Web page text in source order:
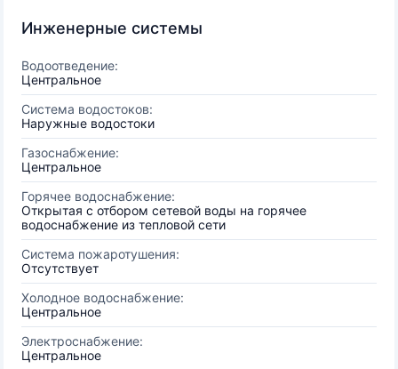
Инженерные системы
Водоотведение:
Центральное
Система водостоков:
Наружные водостоки
Газоснабжение:
Центральное
Горячее водоснабжение:
Открытая с отбором сетевой воды на горячее
водоснабжение из тепловой сети
Система пожаротушения:
Отсутствует
Холодное водоснабжение:
Центральное
Электроснабжение:
Центральное